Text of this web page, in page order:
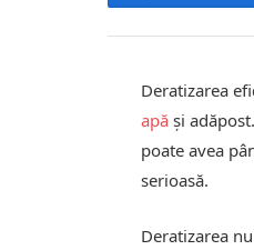
Deratizarea
apă și
poate avea
serioasă.
Deratizarea